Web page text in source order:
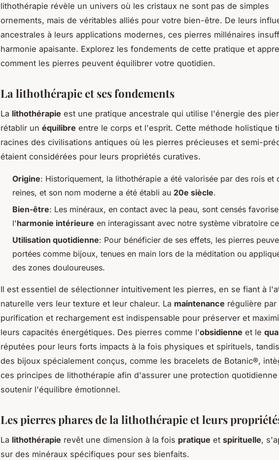
lithothérapie révèle un univers où les cristaux ne sont pas de simples
ornements, mais de véritables alliés pour votre bien-être. De leurs
ancestrales à leurs applications modernes, ces pierres millénaires
harmonie apaisante. Explorez les fondements de cette pratique et
comment les pierres peuvent équilibrer votre quotidien.
La lithothérapie et ses fondements
La lithothérapie est une pratique ancestrale qui utilise l'énergie des
rétablir un équilibre entre le corps et l'esprit. Cette méthode holistique
racines des civilisations antiques où les pierres précieuses et semi-
étaient considérées pour leurs propriétés curatives.
Origine: Historiquement, la lithothérapie a été valorisée par des rois et
reines, et son nom moderne a été établi au 20e siècle.
Bien-être: Les minéraux, en contact avec la peau, sont censés
l'harmonie intérieure en interagissant avec notre système vibratoire
Utilisation quotidienne: Pour bénéficier de ses effets, les pierres
portées comme bijoux, tenues en main lors de la méditation ou
des zones douloureuses.
Il est essentiel de sélectionner intuitivement les pierres, en se fiant à
naturelle vers leur texture et leur chaleur. La maintenance régulière par
purification et rechargement est indispensable pour préserver et
leurs capacités énergétiques. Des pierres comme l'obsidienne et le
réputées pour leurs forts impacts à la fois physiques et spirituels,
des bijoux spécialement conçus, comme les bracelets de Botanic®,
ces principes de lithothérapie afin d'assurer une protection
soutenir l'équilibre émotionnel.
Les pierres phares de la lithothérapie et leurs
La lithothérapie revêt une dimension à la fois pratique et spirituelle,
sur des minéraux spécifiques pour ses bienfaits.